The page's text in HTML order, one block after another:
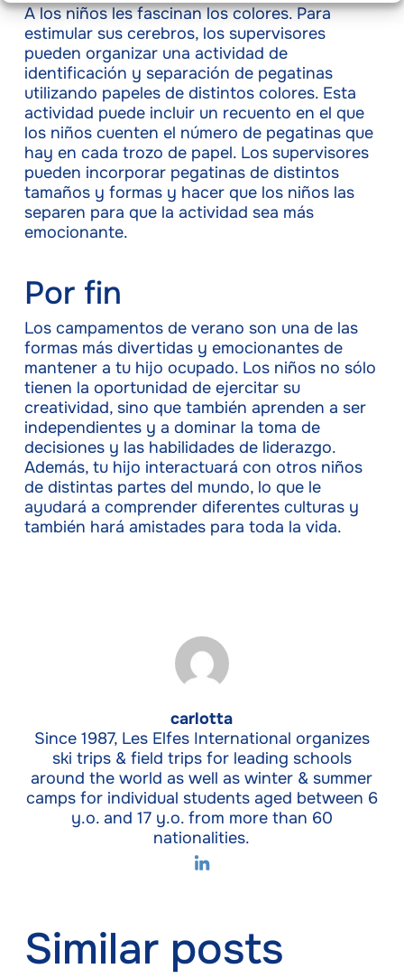
A los niños les fascinan los colores. Para
estimular sus cerebros, los supervisores
pueden organizar una actividad de
identificación y separación de pegatinas
utilizando papeles de distintos colores. Esta
actividad puede incluir un recuento en el que
los niños cuenten el número de pegatinas que
hay en cada trozo de papel. Los supervisores
pueden incorporar pegatinas de distintos
tamaños y formas y hacer que los niños las
separen para que la actividad sea más
emocionante.
Por fin
Los campamentos de verano son una de las
formas más divertidas y emocionantes de
mantener a tu hijo ocupado. Los niños no sólo
tienen la oportunidad de ejercitar su
creatividad, sino que también aprenden a ser
independientes y a dominar la toma de
decisiones y las habilidades de liderazgo.
Además, tu hijo interactuará con otros niños
de distintas partes del mundo, lo que le
ayudará a comprender diferentes culturas y
también hará amistades para toda la vida.
carlotta
Since 1987, Les Elfes International organizes
ski trips & field trips for leading schools
around the world as well as winter & summer
camps for individual students aged between 6
y.o. and 17 y.o. from more than 60
nationalities.
Similar posts